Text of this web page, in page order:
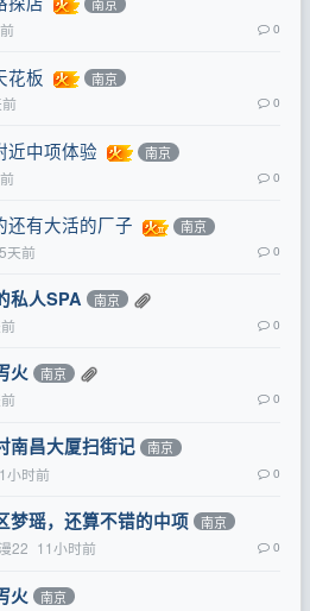
南京
0
花板 南京
0
近中项体验 南京
0
还有大活的厂子 南京
5天前 0
私人SPA 南京
0
火 南京
0
南昌大厦扫街记 南京
小时前 0
梦瑶，还算不错的中项 南京
22 11小时前 0
火 南京